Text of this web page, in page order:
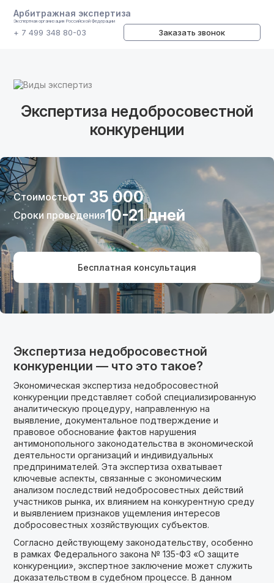
Арбитражная экспертиза
Экспертная организация Российской Федерации
+ 7 499 348 80-03 Заказать звонок
Виды экспертиз
Экспертиза недобросовестной
конкуренции
Стоимостьот 35 000
Сроки проведения10-21 дней
Бесплатная консультация
Экспертиза недобросовестной
конкуренции — что это такое?
Экономическая экспертиза недобросовестной
конкуренции представляет собой специализированную
аналитическую процедуру, направленную на
выявление, документальное подтверждение и
правовое обоснование фактов нарушения
антимонопольного законодательства в экономической
деятельности организаций и индивидуальных
предпринимателей. Эта экспертиза охватывает
ключевые аспекты, связанные с экономическим
анализом последствий недобросовестных действий
участников рынка, их влиянием на конкурентную среду
и выявлением признаков ущемления интересов
добросовестных хозяйствующих субъектов.
Согласно действующему законодательству, особенно
в рамках Федерального закона № 135-ФЗ «О защите
конкуренции», экспертное заключение может служить
доказательством в судебном процессе. В данном